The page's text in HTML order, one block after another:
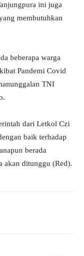
ini juga
membutuhkan
beberapa warga
Pandemi Covid
TNI
dari Letkol Czi
baik terhadap
berada
akan ditunggu (Red).